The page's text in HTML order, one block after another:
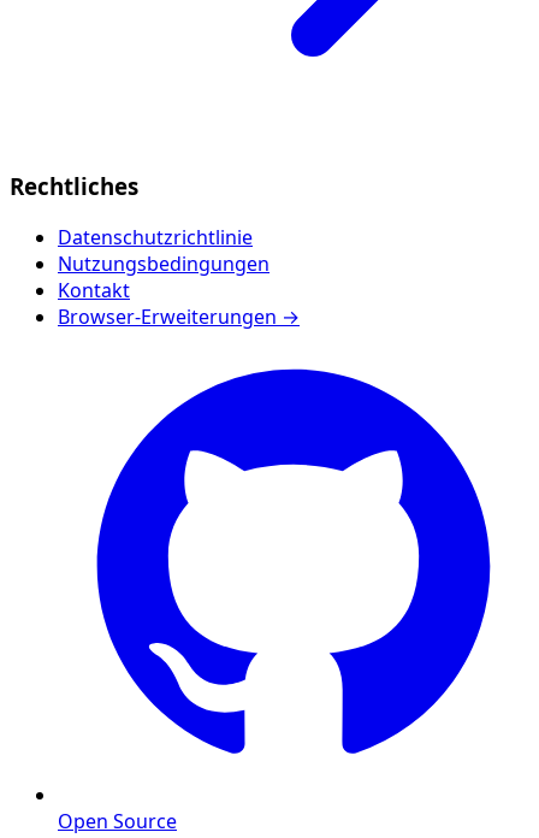
Rechtliches
Datenschutzrichtlinie
Nutzungsbedingungen
Kontakt
Browser-Erweiterungen →
Open Source